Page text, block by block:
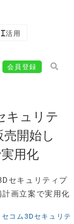
活用
会員登録
キュリテ
開始し
用化
セキュリティプ
画立案で実用化
セコム3Dセキュリテ